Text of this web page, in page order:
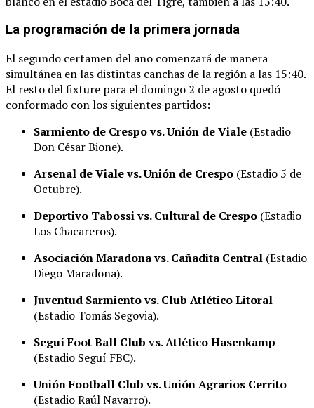
La programación de la primera jornada
El segundo certamen del año comenzará de manera
simultánea en las distintas canchas de la región a las 15:40.
El resto del fixture para el domingo 2 de agosto quedó
conformado con los siguientes partidos:
Sarmiento de Crespo vs. Unión de Viale (Estadio
Don César Bione).
Arsenal de Viale vs. Unión de Crespo (Estadio 5 de
Octubre).
Deportivo Tabossi vs. Cultural de Crespo (Estadio
Los Chacareros).
Asociación Maradona vs. Cañadita Central (Estadio
Diego Maradona).
Juventud Sarmiento vs. Club Atlético Litoral
(Estadio Tomás Segovia).
Seguí Foot Ball Club vs. Atlético Hasenkamp
(Estadio Seguí FBC).
Unión Football Club vs. Unión Agrarios Cerrito
(Estadio Raúl Navarro).